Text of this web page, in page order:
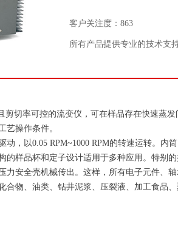
剪切率可控的流变仪，可在样品存在快速蒸
艺操作条件。
，以0.05 RPM~1000 RPM的转速运转。内
的样品杯和定子设计适用于多种应用。特别
力安全壳机械传出。这样，所有电子元件、
合物、油类、钻井泥浆、压裂液、加工食品
客户关注度： 863
所有产品提供专业的技术支